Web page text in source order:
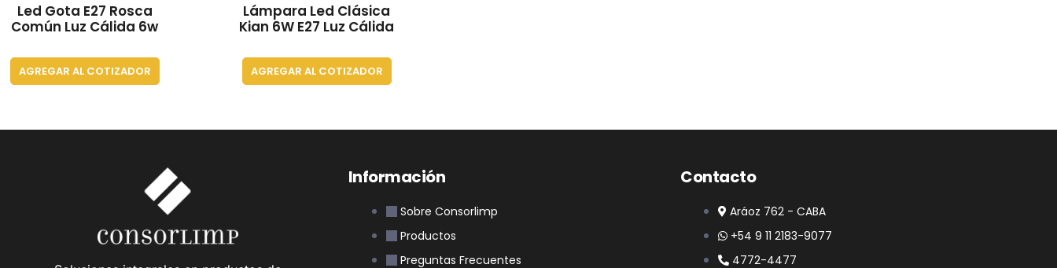
Led Gota E27 Rosca
Común Luz Cálida 6w
AGREGAR AL COTIZADOR
Lámpara Led Clásica
Kian 6W E27 Luz Cálida
AGREGAR AL COTIZADOR
Información
Sobre Consorlimp
Productos
Preguntas Frecuentes
Contacto
Aráoz 762 - CABA
+54 9 11 2183-9077
4772-4477